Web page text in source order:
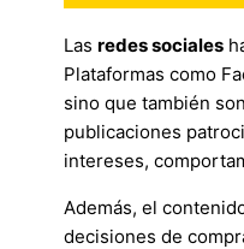
Las redes sociales
Plataformas como
sino que también
publicaciones
intereses,
Además, el
decisiones de